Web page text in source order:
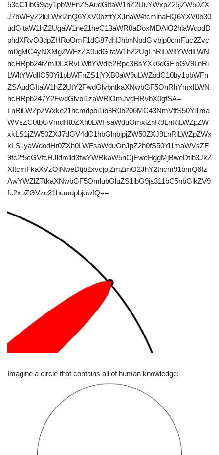
53cC1ibG9jay1pbWFnZSAudGItaW1hZ2UuYWxpZ25jZW50ZX
J7bWFyZ2luLWxlZnQ6YXV0bzttYXJnaW4tcmlnaHQ6YXV0b30
udGItaW1hZ2UgaW1ne21heC13aWR0aDoxMDAlO2hlaWdodD
phdXRvO3dpZHRoOmF1dG87dHJhbnNpdGlvbjp0cmFuc2Zvc
m0gMC4yNXMgZWFzZX0udGItaW1hZ2UgLnRiLWltYWdlLWN
hcHRpb24tZml0LXRvLWltYWdle2Rpc3BsYXk6dGFibGV9LnRi
LWltYWdlIC50Yi1pbWFnZS1jYXB0aW9uLWZpdC10by1pbWFn
ZSAudGItaW1hZ2UtY2FwdGlvbntkaXNwbGF5OnRhYmxlLWN
hcHRpb247Y2FwdGlvbi1zaWRlOmJvdHRvbX0gfSA=
LnRiLWZpZWxke21hcmdpbi1ib3R0b206MC43NmVtfS50Yi1ma
WVsZC0tbGVmdHt0ZXh0LWFsaWduOmxlZnR9LnRiLWZpZW
xkLS1jZW50ZXJ7dGV4dC1hbGlnbjpjZW50ZXJ9LnRiLWZpZWx
kLS1yaWdodHt0ZXh0LWFsaWduOnJpZ2h0fS50Yi1maWVsZF
9fc2t5cGVfcHJldmlld3twYWRkaW5nOjEwcHggMjBweDtib3JkZ
XItcmFkaXVzOjNweDtjb2xvcjojZmZmO2JhY2tncm91bmQ6Iz
AwYWZlZTtkaXNwbGF5OmlubGluZS1ibG9ja311bC5nbGlkZV9
fc2xpZGVze21hcmdpbjowfQ==
Imagine a circle that contains all of human knowledge: